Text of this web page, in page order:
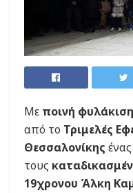
Με ποινή
από το Τριμελές
Θεσσαλονίκης
τους
19χρονου Άλκη